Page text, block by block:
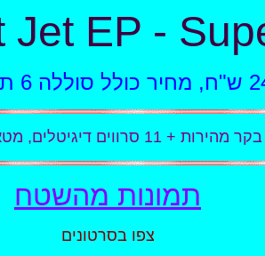
Jet EP -
מטאל גיר + 3 גלגלים מתקפלים
תמונות מהשטח
צפו בסרטונים